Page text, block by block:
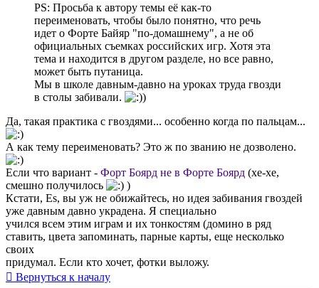
PS: Просьба к автору темы её как-то
переименовать, чтобы было понятно, что речь
идет о Форте Байяр "по-домашнему", а не об
официальных съемках российских игр. Хотя эта
тема и находится в другом разделе, но все равно,
может быть путаница.
Мы в школе давным-давно на уроках труда гвозди
в столы забивали.
)
Да, такая практика с гвоздями... особенно когда по пальцам...
А как тему переименовать? Это ж по званию не дозволено.
Если что вариант - Форт Боярд не в Форте Боярд (хе-хе,
смешно получилось
)
Кстати, Es, вы уж не обижайтесь, но идея забивания гвоздей
уже давным давно украдена. Я специально
учился всем этим играм и их тонкостям (домино в ряд
ставить, цвета запоминать, парные карты, еще несколько
своих
придумал. Если кто хочет, фотки выложу.
Вернуться к началу